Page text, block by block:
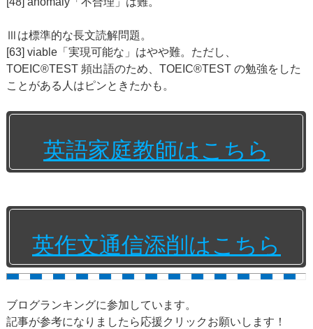
Ⅲは標準的な長文読解問題。
[63] viable「実現可能な」はやや難。ただし、
TOEIC®TEST 頻出語のため、TOEIC®TEST の勉強をした
ことがある人はピンときたかも。
英語家庭教師はこちら
英作文通信添削はこちら
ブログランキングに参加しています。
記事が参考になりましたら応援クリックお願いします！